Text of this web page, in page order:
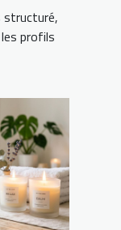
cbd
structuré,
profils